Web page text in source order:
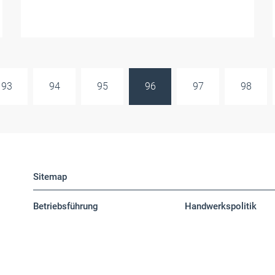
93 94 95 96 97 98
Sitemap
Betriebsführung Handwerkspolitik